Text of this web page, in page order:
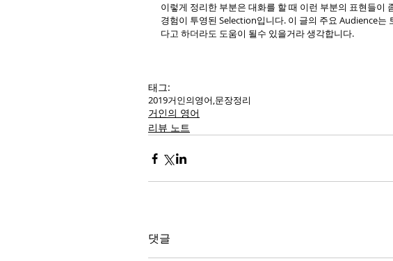
이렇게 정리한 부분은 대화를 할 때 이런 부분의 표현들이
경험이 투영된 Selection입니다. 이 글의 주요 Audience는
다고 하더라도 도움이 될수 있을거라 생각합니다.
태그:
2019거인의영어,문장정리
거인의 영어
리뷰 노트
댓글